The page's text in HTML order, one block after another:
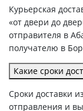
Курьерская
«от двери до
отправителя в
получателю в
Какие сроки
Сроки доставки
отправления и